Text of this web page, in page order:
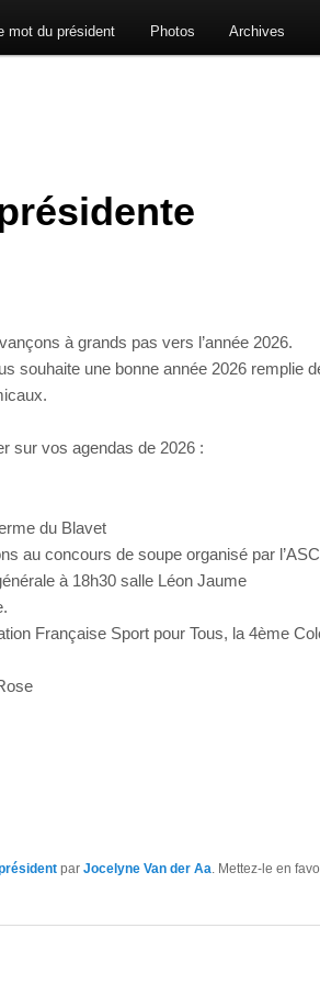
mot du président Photos Archives
à grands pas vers l’année 2026.
souhaite une bonne année 2026 remplie
sur vos agendas de 2026 :
du Blavet
au concours de soupe organisé par
à 18h30 salle Léon Jaume
Française Sport pour Tous, la 4ème
par Jocelyne Van der Aa. Mettez-le en